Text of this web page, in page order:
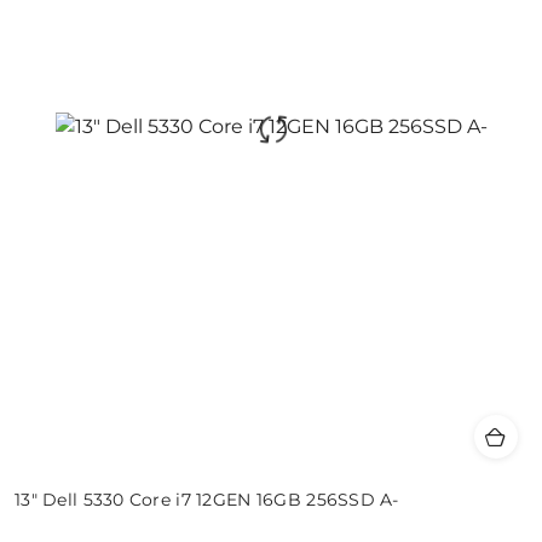
13" Dell 5330 Core i7 12GEN 16GB 256SSD A-